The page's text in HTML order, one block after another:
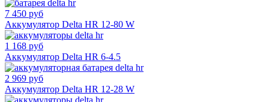
7 450 руб
Аккумулятор Delta HR 12-80 W
1 168 руб
Аккумулятор Delta HR 6-4.5
2 969 руб
Аккумулятор Delta HR 12-28 W